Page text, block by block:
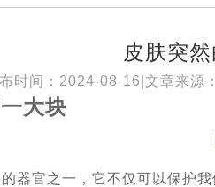
皮肤突
时间：2024-08-16|文章来源：
大块
器官之一，它不仅可以保护